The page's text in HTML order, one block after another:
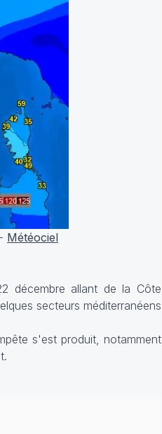
- Météociel
décembre allant de la Côte
secteurs méditerranéens
s'est produit, notamment